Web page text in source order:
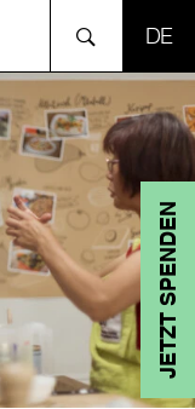
JETZT SPENDEN